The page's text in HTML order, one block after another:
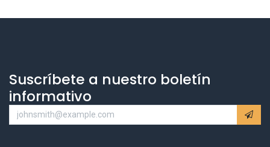
Suscríbete a nuestro boletín
informativo